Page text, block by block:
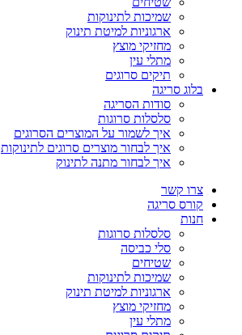
שמיכות לתינוקות
ארגוניות למיטת תינוק
מחזיקי מוצץ
מתלי עין
תיקים סרוגים
בלוג סריגה
סודות הסריגה
סלסלות סרוגות
איך לשמור על המוצרים הסרוגים
איך לבחור מוצרים סרוגים לתינוקות
איך לבחור מתנה לתינוק
צרו קשר
קורס סריגה
חנות
סלסלות סרוגות
סלי כביסה
שטיחים
שמיכות לתינוקות
ארגוניות למיטת תינוק
מחזיקי מוצץ
מתלי עין